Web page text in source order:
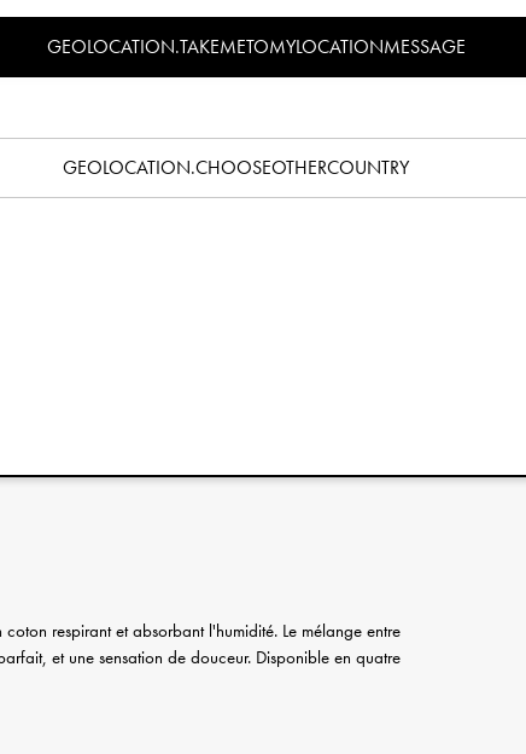
Caractéristiques
créée par Elodie avec les imprimés célèbres et plébiscités
collaboration avec Morris & Co, nous avons créé une
de ses créations les plus plébiscitées ornent bon nombre
tête:
respirant et absorbant l'humidité. Le mélange entre
et une sensation de douceur. Disponible en quatre
GEOLOCATION.TAKEMETOMYLOCATIONMESSAGE
GEOLOCATION.CHOOSEOTHERCOUNTRY